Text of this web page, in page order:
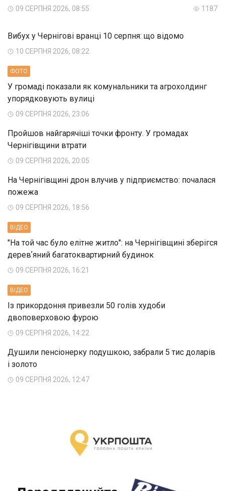
09 СЕРПНЯ 2026, 08:55 1187
Вибух у Чернігові вранці 10 серпня: що відомо
10 СЕРПНЯ 2026, 08:22
ФОТО
У громаді показали як комунальники та агрохолдинг
упорядковують вулиці
09 СЕРПНЯ 2026, 23:06
Пройшов найгарячіші точки фронту. У громадах
Чернігівщини втрати
09 СЕРПНЯ 2026, 20:05
На Чернігівщині дрон влучив у підприємство: почалася
пожежа
09 СЕРПНЯ 2026, 18:56
ВIДЕО
"На той час було елітне житло": на Чернігівщині зберігся
деревʼяний багатоквартирний будинок
09 СЕРПНЯ 2026, 16:21
ВIДЕО
Із прикордоння привезли 50 голів худоби
двоповерховою фурою
09 СЕРПНЯ 2026, 14:22
Душили пенсіонерку подушкою, забрали 5 тис доларів
і золото
09 СЕРПНЯ 2026, 12:47